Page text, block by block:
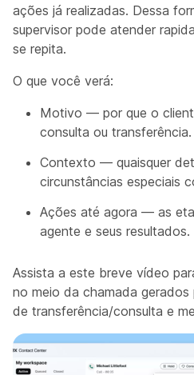
ações já realizadas. Dessa
supervisor pode atender
se repita.
O que você verá:
Motivo — por que o
consulta ou transferência.
Contexto — quaisquer
circunstâncias especiais
Ações até agora — as
agente e seus resultados.
Assista a este breve vídeo
no meio da chamada
de transferência/consulta e